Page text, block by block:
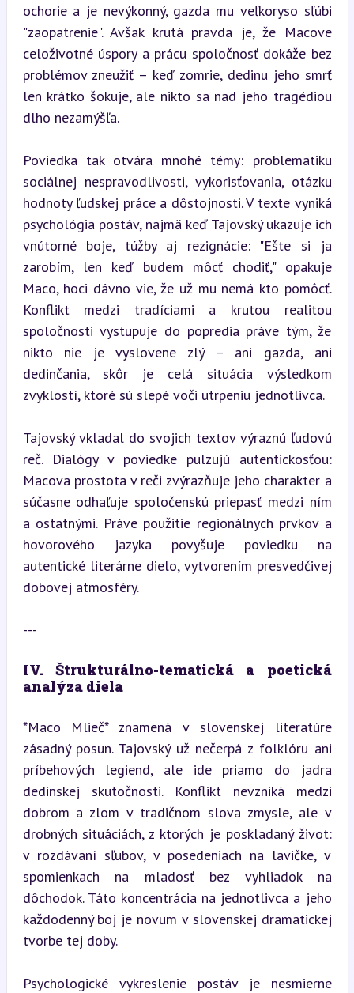
ochorie a je nevýkonný, gazda mu veľkoryso sľúbi
"zaopatrenie". Avšak krutá pravda je, že Macove
celoživotné úspory a prácu spoločnosť dokáže bez
problémov zneužiť – keď zomrie, dedinu jeho smrť
len krátko šokuje, ale nikto sa nad jeho tragédiou
dlho nezamýšľa.
Poviedka tak otvára mnohé témy: problematiku
sociálnej nespravodlivosti, vykorisťovania, otázku
hodnoty ľudskej práce a dôstojnosti. V texte vyniká
psychológia postáv, najmä keď Tajovský ukazuje ich
vnútorné boje, túžby aj rezignácie: "Ešte si ja
zarobím, len keď budem môcť chodiť," opakuje
Maco, hoci dávno vie, že už mu nemá kto pomôcť.
Konflikt medzi tradíciami a krutou realitou
spoločnosti vystupuje do popredia práve tým, že
nikto nie je vyslovene zlý – ani gazda, ani
dedinčania, skôr je celá situácia výsledkom
zvyklostí, ktoré sú slepé voči utrpeniu jednotlivca.
Tajovský vkladal do svojich textov výraznú ľudovú
reč. Dialógy v poviedke pulzujú autentickosťou:
Macova prostota v reči zvýrazňuje jeho charakter a
súčasne odhaľuje spoločenskú priepasť medzi ním
a ostatnými. Práve použitie regionálnych prvkov a
hovorového jazyka povyšuje poviedku na
autentické literárne dielo, vytvorením presvedčivej
dobovej atmosféry.
---
IV. Štrukturálno-tematická a poetická
analýza diela
*Maco Mlieč* znamená v slovenskej literatúre
zásadný posun. Tajovský už nečerpá z folklóru ani
príbehových legiend, ale ide priamo do jadra
dedinskej skutočnosti. Konflikt nevzniká medzi
dobrom a zlom v tradičnom slova zmysle, ale v
drobných situáciách, z ktorých je poskladaný život:
v rozdávaní sľubov, v posedeniach na lavičke, v
spomienkach na mladosť bez vyhliadok na
dôchodok. Táto koncentrácia na jednotlivca a jeho
každodenný boj je novum v slovenskej dramatickej
tvorbe tej doby.
Psychologické vykreslenie postáv je nesmierne